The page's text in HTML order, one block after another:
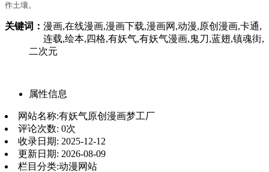
作土壤。
关键词： 漫画,在线漫画,漫画下载,漫画网,动漫,原创漫画,卡通,
连载,绘本,四格,有妖气,有妖气漫画,鬼刀,蓝翅,镇魂街,
二次元
属性信息
网站名称:有妖气原创漫画梦工厂
评论次数: 0次
收录日期: 2025-12-12
更新日期: 2026-08-09
栏目分类:动漫网站